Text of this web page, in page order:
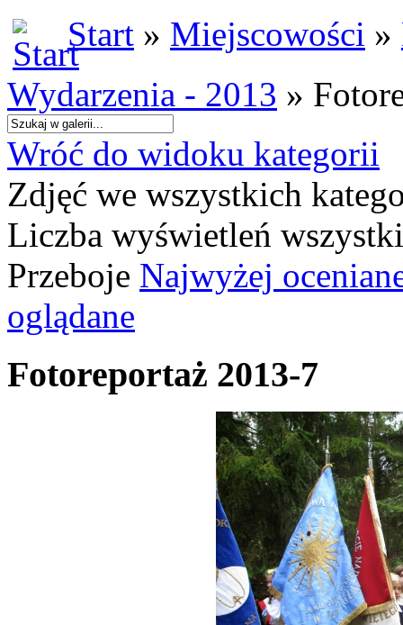
Start » Miejscowości »
Wydarzenia - 2013 »
Wróć do widoku kategorii
Zdjęć we wszystkich
Liczba wyświetleń
Przeboje Najwyżej
oglądane
Fotoreportaż 2013-7